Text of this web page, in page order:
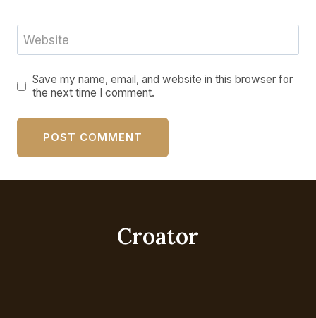
Website
Save my name, email, and website in this browser for
the next time I comment.
Croator